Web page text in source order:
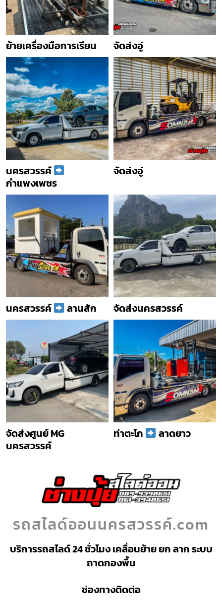
ย้ายเครื่องมือการเรียน จัดส่งอู่
นครสวรรค์
กำแพงเพชร
จัดส่งอู่
นครสวรรค์ ลานสัก จัดส่งนครสวรรค์
จัดส่งศูนย์ MG
นครสวรรค์
ท่าตะโก ลาดยาว
รถสไลด์ออนนครสวรรค์.com
บริการรถสไลด์ 24 ชั่วโมง เคลื่อนย้าย ยก ลาก ระบบ
ถาดกองพื้น
ช่องทางติดต่อ